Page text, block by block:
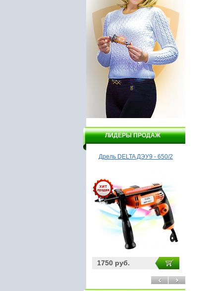
ЛИДЕРЫ ПРОДАЖ
Дрель DELTA ДЭУ9 - 650/2
1750 руб.